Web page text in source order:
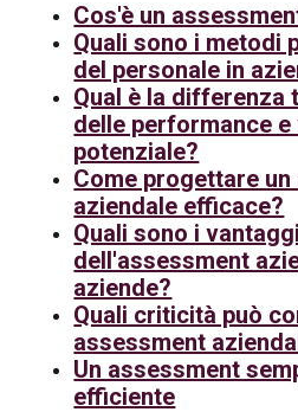
Cos'è un
Quali sono i metodi
del personale in
Qual è la differenza
delle performance
potenziale?
Come progettare
aziendale efficace?
Quali sono i
dell'assessment
aziende?
Quali criticità può
assessment
Un assessment
efficiente